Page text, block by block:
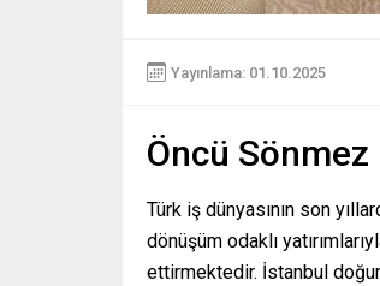
Yayınlama: 01.10.2025
Öncü Sönmez
Türk iş dünyasının son
dönüşüm odaklı
ettirmektedir. İstanbul